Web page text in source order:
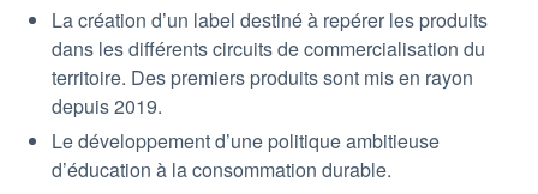
La création d’un label destiné à repérer les produits
dans les différents circuits de commercialisation du
territoire. Des premiers produits sont mis en rayon
depuis 2019.
Le développement d’une politique ambitieuse
d’éducation à la consommation durable.